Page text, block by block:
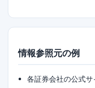
情報参照元の例
各証券会社の公式サ